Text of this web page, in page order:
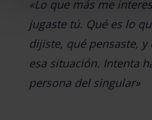
«Lo que más me
jugaste tú. Qué es lo
dijiste, qué pensaste, y
esa situación. Intenta
persona del singular»